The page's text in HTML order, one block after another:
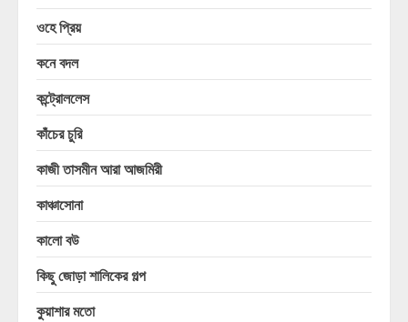
ওহে প্রিয়
কনে বদল
কন্ট্রোললেস
কাঁচের চুরি
কাজী তাসমীন আরা আজমিরী
কাঞ্চাসোনা
কালো বউ
কিছু জোড়া শালিকের গল্প
কুয়াশার মতো